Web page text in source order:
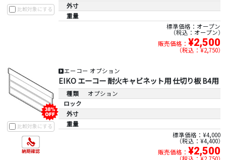
比較対象にする
外寸
重量
標準価格：オープン
税込：オープン
販売価格： ¥2,500
税込：¥2,750
比較対象にする
エーコー オプション
EIKO エーコー 耐火キャビネット用 仕切り板 B4用
種類
オプション
ロック
外寸
重量
標準価格：¥4,000
税込：¥4,400
販売価格： ¥2,500